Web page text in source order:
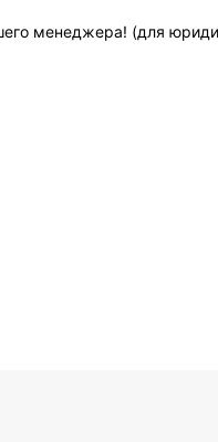
менеджера! (для